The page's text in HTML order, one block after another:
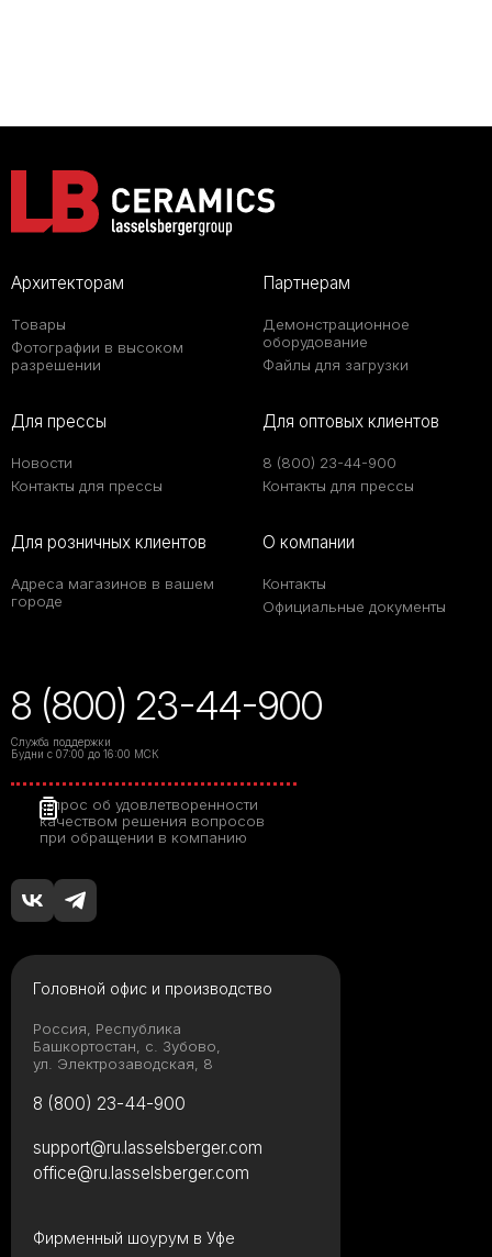
Архитекторам
Товары
Фотографии в высоком
разрешении
Партнерам
Демонстрационное
оборудование
Файлы для загрузки
Для прессы
Новости
Контакты для прессы
Для оптовых клиентов
8 (800) 23-44-900
Контакты для прессы
Для розничных клиентов
Адреса магазинов в вашем
городе
О компании
Контакты
Официальные документы
8 (800) 23-44-900
Служба поддержки
Будни с 07:00 до 16:00 МСК
Опрос об удовлетворенности
качеством решения вопросов
при обращении в компанию
Головной офис и производство
Россия, Республика
Башкортостан, с. Зубово,
ул. Электрозаводская, 8
8 (800) 23-44-900
Фирменный шоурум в Уфе
support@ru.lasselsberger.com
office@ru.lasselsberger.com